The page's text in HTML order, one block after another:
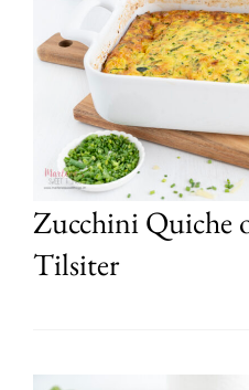
Zucchini Quiche
Tilsiter